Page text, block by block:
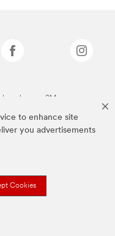
to enhance site
you advertisements
Cookies
van 3M.we